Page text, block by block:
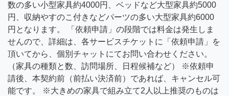
数の多い小型家具約4000円、ベッドなど大型家具約5000
円、収納やすのこ付きなどパーツの多い大型家具約6000
円となります。 「依頼申請」の段階では料金は発生しま
せんので、詳細は、各サービスチケットに「依頼申請」を
頂いてから、個別チャットにてお問い合わせください。
（家具の種類と数、訪問場所、日程候補など） ※依頼申
請後、本契約前（前払い決済前）であれば、キャンセル可
能です。 ※大きめの家具で組み立て2人以上推奨のものは